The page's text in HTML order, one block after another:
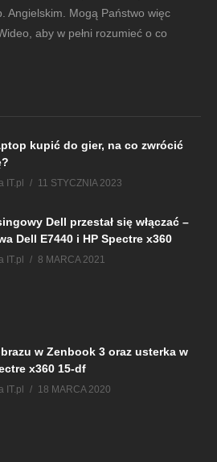
Angielskim. Mogą Państwo więc
aby w pełni rozumieć o co
kupić do gier, na co zwrócić
IT.pl 11 STYCZNIA 2023
Dell przestał się włączać –
Dell E7440 i HP Spectre x360
IT.pl 8 MARCA 2021
w Zenbook 3 oraz usterka w
x360 15-df
IT.pl 18 MARCA 2020